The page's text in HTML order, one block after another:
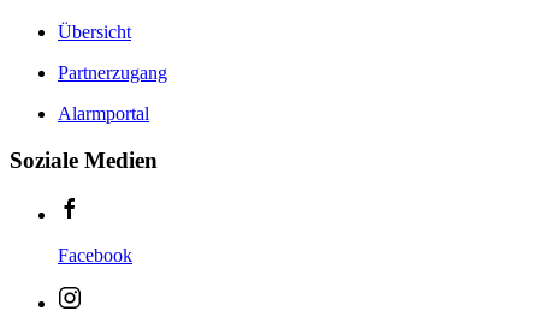
Übersicht
Partnerzugang
Alarmportal
Soziale Medien
Facebook